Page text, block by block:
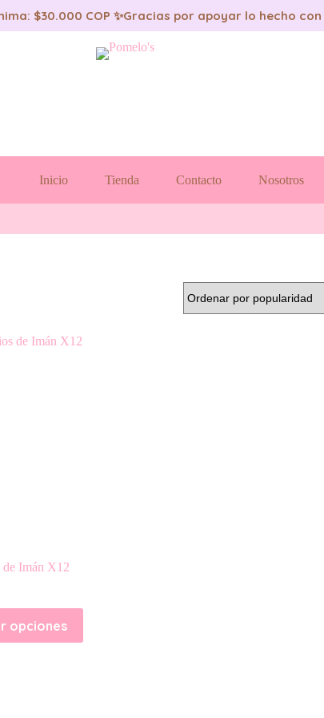
$30.000 COP ✨Gracias por apoyar lo hecho
Inicio Tienda Contacto Nosotros
Imán X12
opciones